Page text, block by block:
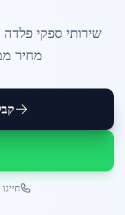
שירותיספקי פלדה
מחיר